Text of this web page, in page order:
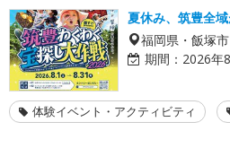
夏休み、筑豊全域
福岡県・飯塚市
期間： 2026年
体験イベント・アクティビティ